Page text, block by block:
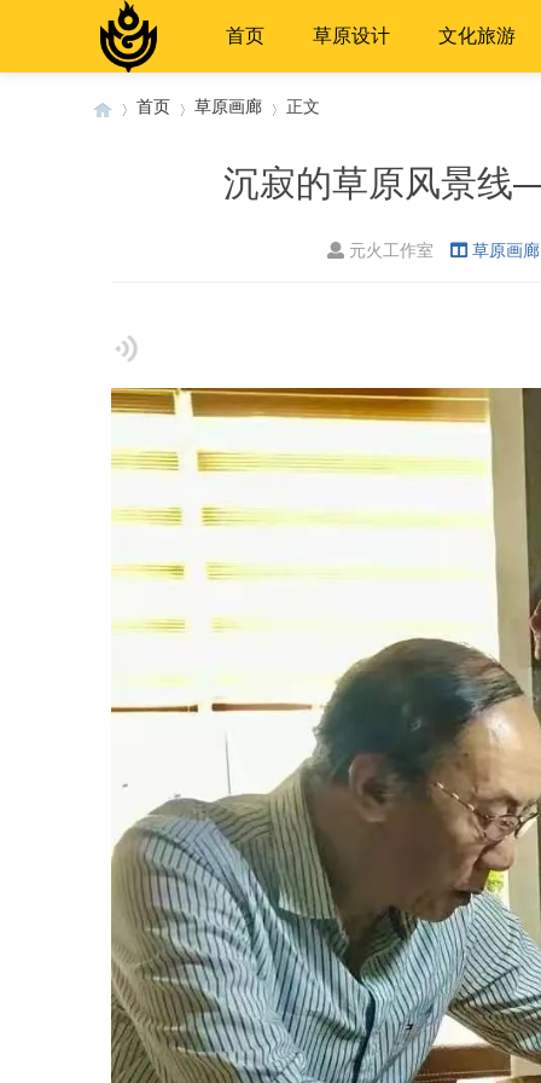
首页 草原设计 文化旅游
首页 草原画廊 正文
沉寂的草原风景线
元火工作室 草原画廊